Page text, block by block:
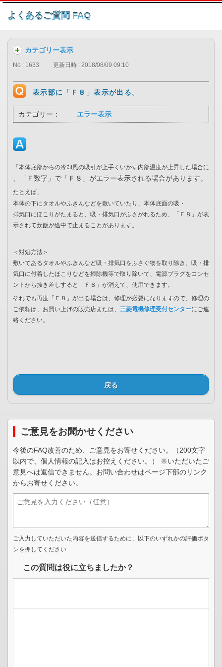
このページの本文へ
よくあるご質問 FAQ
カテゴリー表示
No : 1633 更新日時 : 2018/08/09 09:10
表示部に「Ｆ８」表示が出る。
カテゴリー： エラー表示
「本体底部からの冷却風の吸引が上手くいかず内部温度が上昇した場合に
、「Ｆ数字」で「Ｆ８」がエラー表示される場合があります。
たとえば、
本体の下にタオルやふきんなどを敷いていたり、本体底面の吸・
排気口にほこりがたまると、吸・排気口がふさがれるため、「Ｆ８」が表
示されて炊飯が途中で止まることがあります。
＜対処方法＞
敷いてあるタオルやふきんなど吸・排気口をふさぐ物を取り除き、吸・排
気口に付着したほこりなどを掃除機等で取り除いて、電源プラグをコンセ
ントから抜き差しすると「Ｆ８」が消えて、使用できます。
それでも再度「Ｆ８」が出る場合は、修理が必要になりますので、修理の
ご依頼は、お買い上げの販売店または、 三菱電機修理受付センターにご連
絡ください。
戻る
ご意見をお聞かせください
今後のFAQ改善のため、ご意見をお寄せください。（200文字
以内で、個人情報の記入はお控えください。） ※いただいたご
意見へは返信できません。お問い合わせはページ下部のリンク
からお寄せください。
ご入力していただいた内容を送信するために、以下のいずれかの評価ボタ
ンを押してください
この質問は役に立ちましたか？